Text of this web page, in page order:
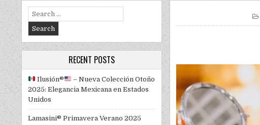
Search for:
RECENT POSTS
Ilusión®️
– Nueva Colección Otoño
2025: Elegancia Mexicana en Estados
Unidos
Lamasini® Primavera Verano 2025